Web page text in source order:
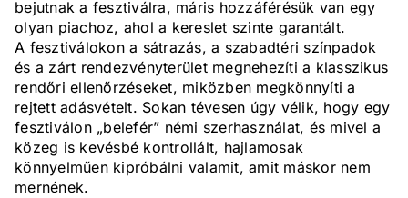
bejutnak a fesztiválra, máris hozzáférésük van egy
olyan piachoz, ahol a kereslet szinte garantált.
A fesztiválokon a sátrazás, a szabadtéri színpadok
és a zárt rendezvényterület megnehezíti a klasszikus
rendőri ellenőrzéseket, miközben megkönnyíti a
rejtett adásvételt. Sokan tévesen úgy vélik, hogy egy
fesztiválon „belefér” némi szerhasználat, és mivel a
közeg is kevésbé kontrollált, hajlamosak
könnyelműen kipróbálni valamit, amit máskor nem
mernének.